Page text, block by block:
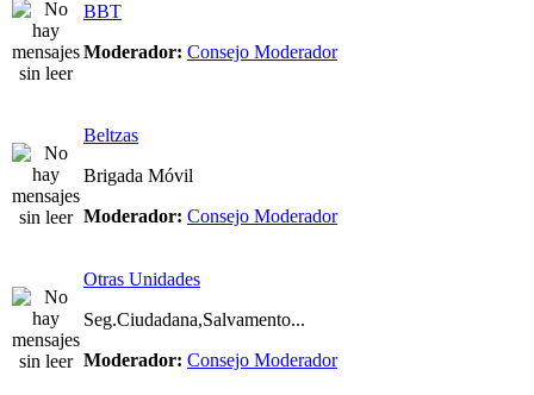
BBT
Moderador: Consejo Moderador
Beltzas
Brigada Móvil
Moderador: Consejo Moderador
Otras Unidades
Seg.Ciudadana,Salvamento...
Moderador: Consejo Moderador